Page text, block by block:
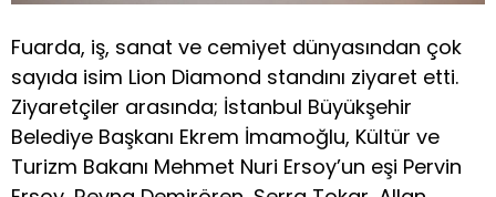
Fuarda, iş, sanat ve cemiyet dünyasından çok
sayıda isim Lion Diamond standını ziyaret etti.
Ziyaretçiler arasında; İstanbul Büyükşehir
Belediye Başkanı Ekrem İmamoğlu, Kültür ve
Turizm Bakanı Mehmet Nuri Ersoy’un eşi Pervin